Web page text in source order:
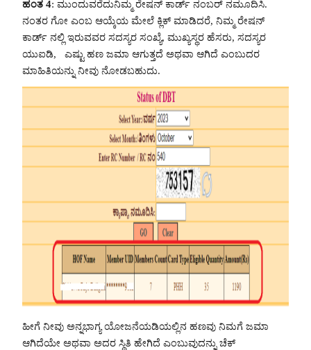
ಹಂತ 4: ಮುಂದುವರೆದುನಿಮ್ಮ ರೇಷನ್ ಕಾರ್ಡ್ ನಂಬರ್ ನಮೂದಿಸಿ.
ನಂತರ ಗೋ ಎಂಬ ಆಯ್ಕೆಯ ಮೇಲೆ ಕ್ಲಿಕ್ ಮಾಡಿದರೆ, ನಿಮ್ಮ ರೇಷನ್
ಕಾರ್ಡ್ ನಲ್ಲಿ ಇರುವವರ ಸದಸ್ಯರ ಸಂಖ್ಯೆ, ಮುಖ್ಯಸ್ಥರ ಹೆಸರು, ಸದಸ್ಯರ
ಯುಐಡಿ, ಎಷ್ಟು ಹಣ ಜಮಾ ಆಗುತ್ತದೆ ಅಥವಾ ಆಗಿದೆ ಎಂಬುದರ
ಮಾಹಿತಿಯನ್ನು ನೀವು ನೋಡಬಹುದು.
ಹೀಗೆ ನೀವು ಅನ್ನಭಾಗ್ಯ ಯೋಜನೆಯಡಿಯಲ್ಲಿನ ಹಣವು ನಿಮಗೆ ಜಮಾ
ಆಗಿದೆಯೇ ಅಥವಾ ಅದರ ಸ್ಥಿತಿ ಹೇಗಿದೆ ಎಂಬುವುದನ್ನು ಚೆಕ್